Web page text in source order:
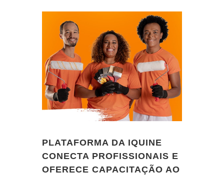
PLATAFORMA DA IQUINE
CONECTA PROFISSIONAIS E
OFERECE CAPACITAÇÃO AO